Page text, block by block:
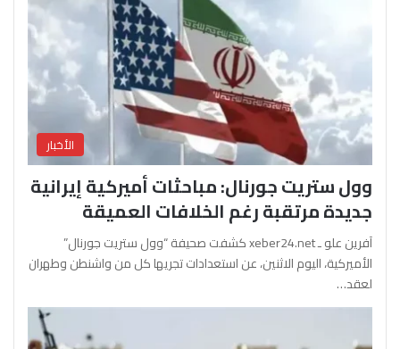
الأخبار
وول ستريت جورنال: مباحثات أميركية إيرانية
جديدة مرتقبة رغم الخلافات العميقة
آفرين علو ـ xeber24.net كشفت صحيفة “وول ستريت جورنال”
الأميركية، اليوم الاثنين، عن استعدادات تجريها كل من واشنطن وطهران
لعقد…